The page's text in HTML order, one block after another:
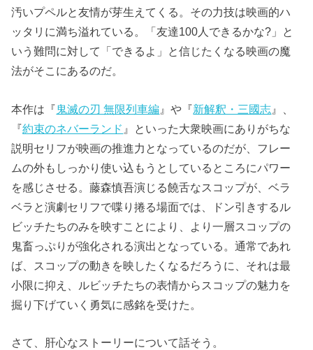
汚いプペルと友情が芽生えてくる。その力技は映画的ハ
ッタリに満ち溢れている。「友達100人できるかな?」と
いう難問に対して「できるよ」と信じたくなる映画の魔
法がそこにあるのだ。
本作は『鬼滅の刃 無限列車編 』や『新解釈・三國志 』、
『約束のネバーランド 』といった大衆映画にありがちな
説明セリフが映画の推進力となっているのだが、フレー
ムの外もしっかり使い込もうとしているところにパワー
を感じさせる。藤森慎吾演じる饒舌なスコップが、ベラ
ベラと演劇セリフで喋り捲る場面では、ドン引きするル
ビッチたちのみを映すことにより、より一層スコップの
鬼畜っぷりが強化される演出となっている。通常であれ
ば、スコップの動きを映したくなるだろうに、それは最
小限に抑え、ルビッチたちの表情からスコップの魅力を
掘り下げていく勇気に感銘を受けた。
さて、肝心なストーリーについて話そう。